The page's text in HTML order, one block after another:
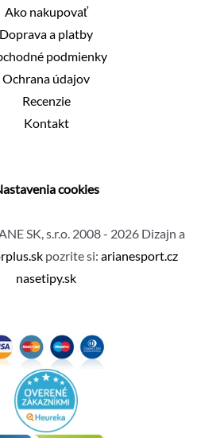
Ako nakupovať
Doprava a platby
podmienky
Ochrana údajov
Recenzie
Kontakt
cookies
SK, s.r.o. 2008 - 2026 Dizajn a
pozrite si: arianesport.cz
nasetipy.sk